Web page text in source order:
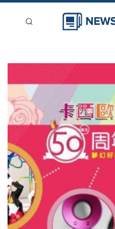
新聞稿分類
登入
刊登